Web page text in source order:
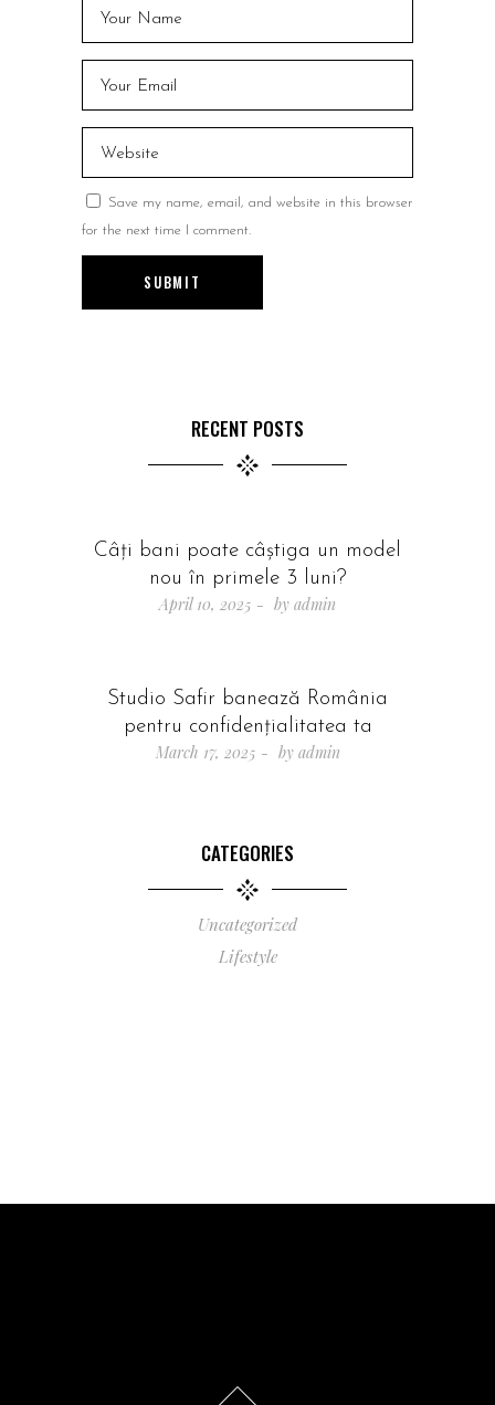
Save my name, email, and website in this browser
for the next time I comment.
SUBMIT
RECENT POSTS
Câți bani poate câștiga un model
nou în primele 3 luni?
April 10, 2025
by admin
Studio Safir banează România
pentru confidențialitatea ta
March 17, 2025
by admin
CATEGORIES
Uncategorized
Lifestyle